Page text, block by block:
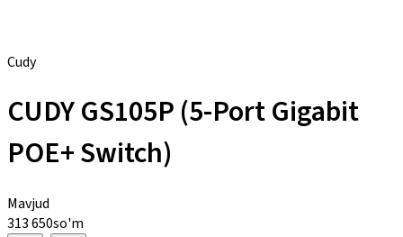
Cudy
CUDY GS105P (5-Port Gigabit
POE+ Switch)
Mavjud
313 650so'm